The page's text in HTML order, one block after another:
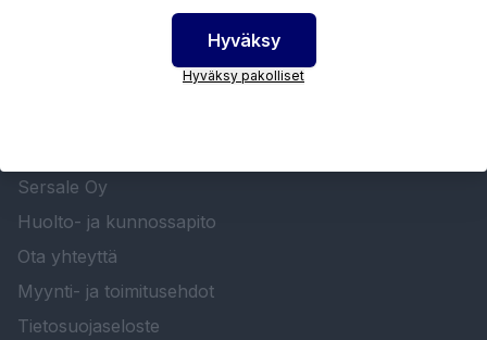
Sersale Oy
Huolto- ja kunnossapito
Ota yhteyttä
Myynti- ja toimitusehdot
Tietosuojaseloste
Hyväksy
Hyväksy pakolliset